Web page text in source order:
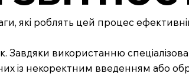
які роблять цей процес
використанню
із некоректним введенням або